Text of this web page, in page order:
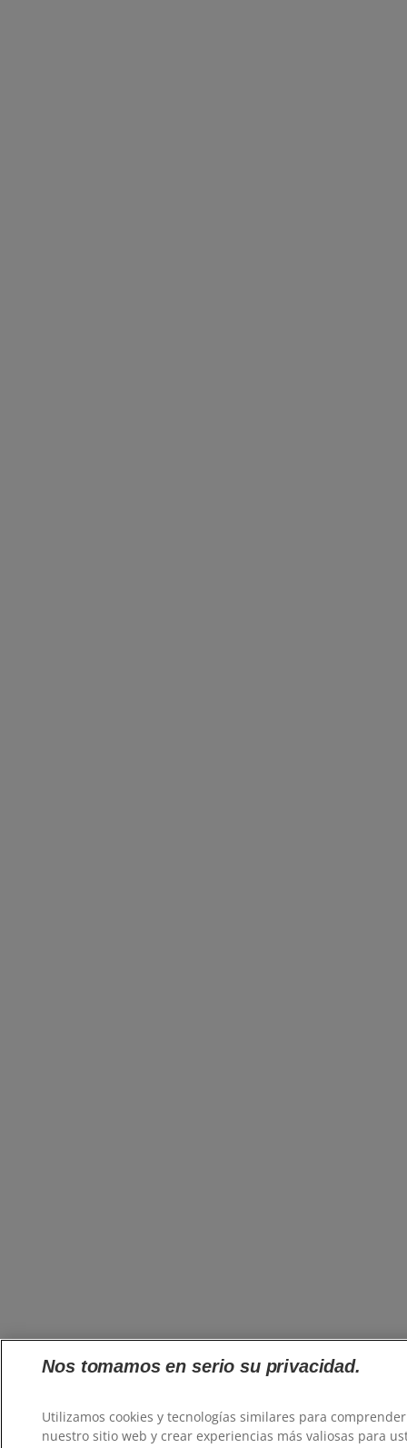
Nos tomamos en serio su privacidad.
Utilizamos cookies y tecnologías similares para
nuestro sitio web y crear experiencias más valiosas para